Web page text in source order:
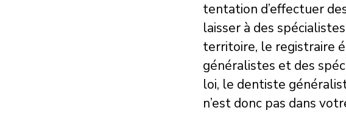
tentation d’effectuer
laisser à des
territoire, le registraire
généralistes et des
loi, le dentiste
n’est donc pas dans